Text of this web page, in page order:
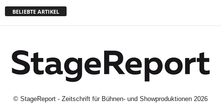
BELIEBTE ARTIKEL
© StageReport - Zeitschrift für Bühnen- und Showproduktionen 2026